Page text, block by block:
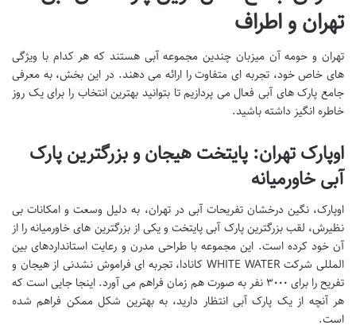
تهران و اطراف
تهران و حومه آن میزبان چندین مجموعه آبی هستند که هر کدام با ویژگی
های خاص خود، تجربه ای متفاوت را ارائه می دهند. در این بخش، به معرفی
جامع پارک های آبی فعال می پردازیم تا بتوانید بهترین انتخاب را برای یک روز
خاطره انگیز داشته باشید.
اوپارک تهران: پایتخت هیجان و بزرگترین پارک
آبی خاورمیانه
اوپارک، نگین درخشان تفریحات آبی در تهران، به دلیل وسعت و امکانات بی
نظیرش، لقب بزرگترین پارک آبی پایتخت و یکی از بزرگترین های خاورمیانه را از
آن خود کرده است. این مجموعه با طراحی مدرن و رعایت استانداردهای بین
المللی شرکت WHITE WATER کانادا، تجربه ای فراموش نشدنی از هیجان و
تفریح را برای ۳۰۰۰ نفر به صورت هم زمان فراهم می آورد. اینجا جایی است که
هر آنچه از یک پارک آبی انتظار دارید، به بهترین شکل ممکن فراهم شده
است.